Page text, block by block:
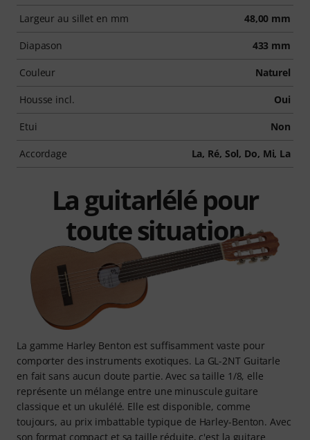
Largeur au sillet en mm 48,00 mm
Diapason 433 mm
Couleur Naturel
Housse incl. Oui
Etui Non
Accordage La, Ré, Sol, Do, Mi, La
La guitarlélé pour
toute situation
La gamme Harley Benton est suffisamment vaste pour
comporter des instruments exotiques. La GL-2NT Guitarle
en fait sans aucun doute partie. Avec sa taille 1/8, elle
représente un mélange entre une minuscule guitare
classique et un ukulélé. Elle est disponible, comme
toujours, au prix imbattable typique de Harley-Benton. Avec
son format compact et sa taille réduite, c'est la guitare